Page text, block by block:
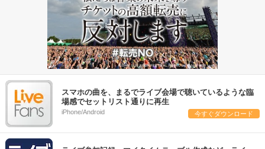
スマホの曲を、まるでライブ会場で聴いているような臨
場感でセットリスト通りに再生
iPhone/Android 今すぐダウンロード